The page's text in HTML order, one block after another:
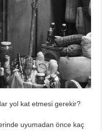
yol kat etmesi gerekir?
uyumadan önce kaç